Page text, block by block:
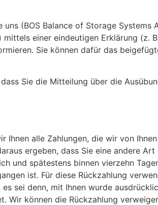
(BOS Balance of Storage Systems
mittels einer eindeutigen Erklärung (z.
Sie können dafür das
Sie die Mitteilung über die
Ihnen alle Zahlungen, die wir von
ergeben, dass Sie eine andere
und spätestens binnen vierzehn
ist. Für diese Rückzahlung
sei denn, mit Ihnen wurde
Wir können die Rückzahlung